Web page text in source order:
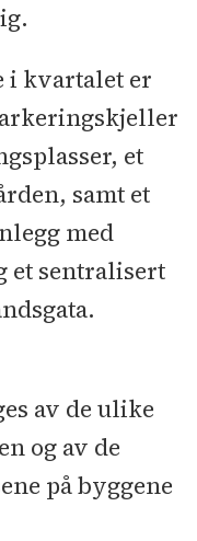
i kvartalet er
et
samt et
med
et sentralisert
av de ulike
og av de
på byggene